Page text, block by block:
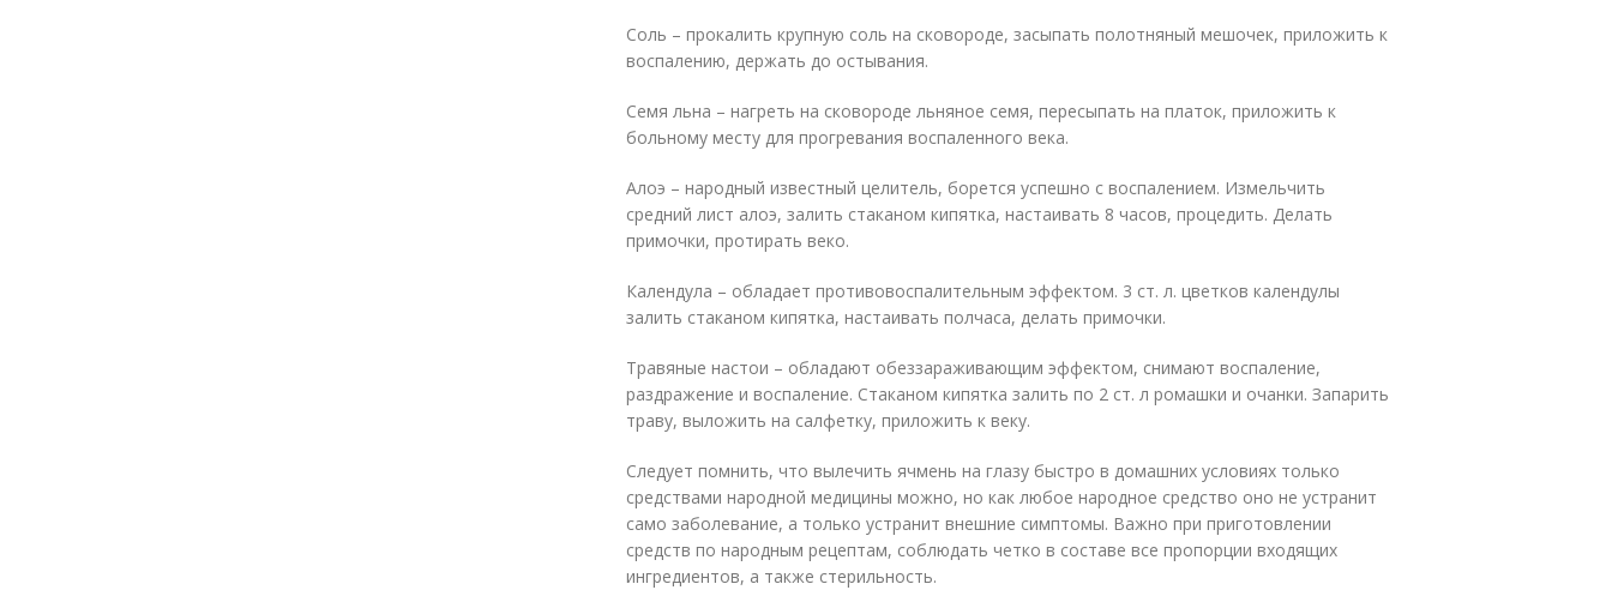
Соль – прокалить крупную соль на сковороде, засыпать полотняный мешочек, приложить к
воспалению, держать до остывания.
Семя льна – нагреть на сковороде льняное семя, пересыпать на платок, приложить к
больному месту для прогревания воспаленного века.
Алоэ – народный известный целитель, борется успешно с воспалением. Измельчить
средний лист алоэ, залить стаканом кипятка, настаивать 8 часов, процедить. Делать
примочки, протирать веко.
Календула – обладает противовоспалительным эффектом. 3 ст. л. цветков календулы
залить стаканом кипятка, настаивать полчаса, делать примочки.
Травяные настои – обладают обеззараживающим эффектом, снимают воспаление,
раздражение и воспаление. Стаканом кипятка залить по 2 ст. л ромашки и очанки. Запарить
траву, выложить на салфетку, приложить к веку.
Следует помнить, что вылечить ячмень на глазу быстро в домашних условиях только
средствами народной медицины можно, но как любое народное средство оно не устранит
само заболевание, а только устранит внешние симптомы. Важно при приготовлении
средств по народным рецептам, соблюдать четко в составе все пропорции входящих
ингредиентов, а также стерильность.